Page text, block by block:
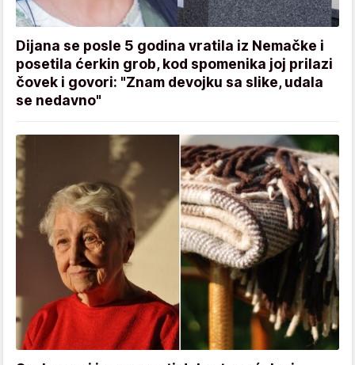
Dijana se posle 5 godina vratila iz Nemačke i
posetila ćerkin grob, kod spomenika joj prilazi
čovek i govori: "Znam devojku sa slike, udala
se nedavno"